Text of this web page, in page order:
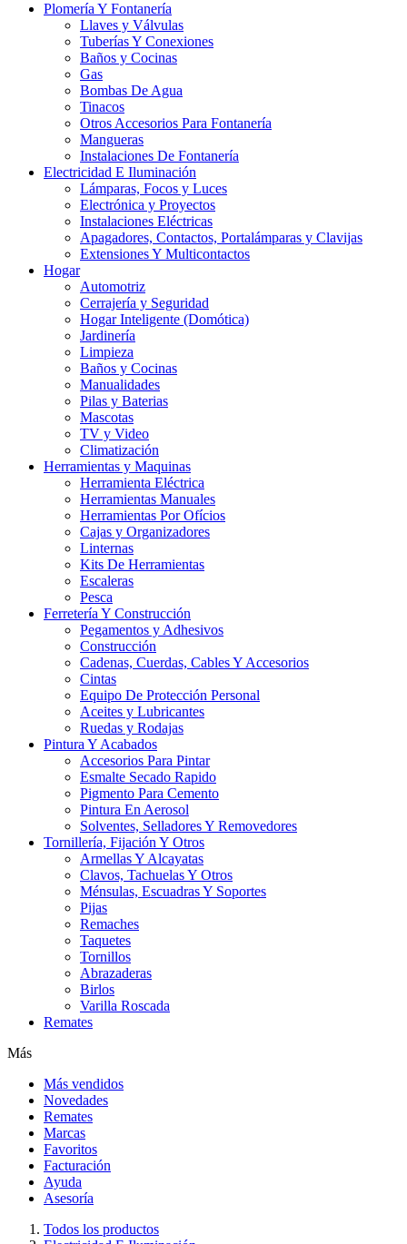
Plomería Y Fontanería
Llaves y Válvulas
Tuberías Y Conexiones
Baños y Cocinas
Gas
Bombas De Agua
Tinacos
Otros Accesorios Para Fontanería
Mangueras
Instalaciones De Fontanería
Electricidad E Iluminación
Lámparas, Focos y Luces
Electrónica y Proyectos
Instalaciones Eléctricas
Apagadores, Contactos, Portalámparas y Clavijas
Extensiones Y Multicontactos
Hogar
Automotriz
Cerrajería y Seguridad
Hogar Inteligente (Domótica)
Jardinería
Limpieza
Baños y Cocinas
Manualidades
Pilas y Baterias
Mascotas
TV y Video
Climatización
Herramientas y Maquinas
Herramienta Eléctrica
Herramientas Manuales
Herramientas Por Ofícios
Cajas y Organizadores
Linternas
Kits De Herramientas
Escaleras
Pesca
Ferretería Y Construcción
Pegamentos y Adhesivos
Construcción
Cadenas, Cuerdas, Cables Y Accesorios
Cintas
Equipo De Protección Personal
Aceites y Lubricantes
Ruedas y Rodajas
Pintura Y Acabados
Accesorios Para Pintar
Esmalte Secado Rapido
Pigmento Para Cemento
Pintura En Aerosol
Solventes, Selladores Y Removedores
Tornillería, Fijación Y Otros
Armellas Y Alcayatas
Clavos, Tachuelas Y Otros
Ménsulas, Escuadras Y Soportes
Pijas
Remaches
Taquetes
Tornillos
Abrazaderas
Birlos
Varilla Roscada
Remates
Más
Más vendidos
Novedades
Remates
Marcas
Favoritos
Facturación
Ayuda
Asesoría
Todos los productos